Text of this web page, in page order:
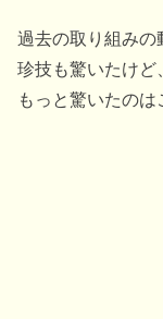
過去の取り組みの
珍技も驚いたけど
もっと驚いたのは